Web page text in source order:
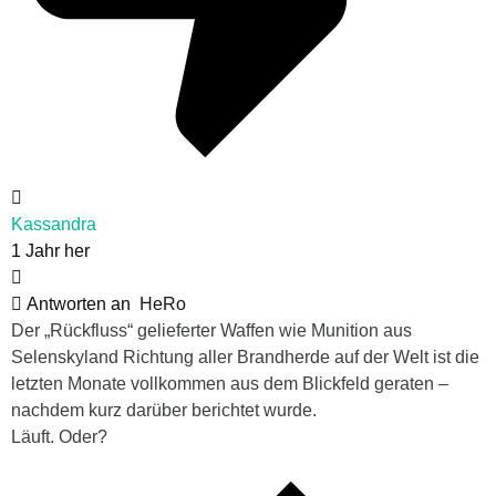
Kassandra
1 Jahr her
Antworten an
HeRo
Der „Rückfluss“ gelieferter Waffen wie Munition aus
Selenskyland Richtung aller Brandherde auf der Welt ist die
letzten Monate vollkommen aus dem Blickfeld geraten –
nachdem kurz darüber berichtet wurde.
Läuft. Oder?